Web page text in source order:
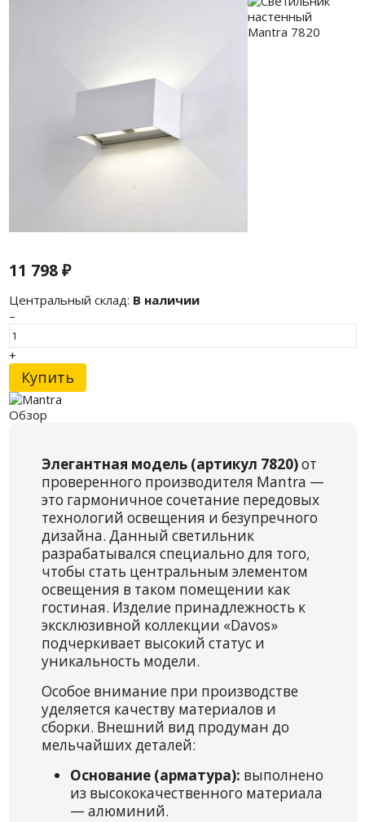
11 798₽
Центральный склад: В наличии
–
+
Купить
Обзор
Элегантная модель (артикул 7820)от
проверенного производителя Mantra —
это гармоничное сочетание передовых
технологий освещения и безупречного
дизайна. Данный светильник
разрабатывался специально для того,
чтобы стать центральным элементом
освещения в таком помещении как
гостиная. Изделие принадлежность к
эксклюзивной коллекции «Davos»
подчеркивает высокий статус и
уникальность модели.
Особое внимание при производстве
уделяется качеству материалов и
сборки. Внешний вид продуман до
мельчайших деталей:
Основание (арматура): выполнено
из высококачественного материала
— алюминий.